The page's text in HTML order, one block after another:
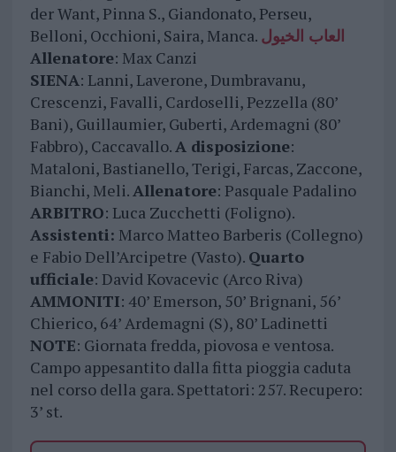
der Want, Pinna S., Giandonato, Perseu,
Belloni, Occhioni, Saira, Manca. العاب الخيول
Allenatore: Max Canzi
SIENA: Lanni, Laverone, Dumbravanu,
Crescenzi, Favalli, Cardoselli, Pezzella (80’
Bani), Guillaumier, Guberti, Ardemagni (80’
Fabbro), Caccavallo.A disposizione:
Mataloni, Bastianello, Terigi, Farcas, Zaccone,
Bianchi, Meli.Allenatore: Pasquale Padalino
ARBITRO: Luca Zucchetti (Foligno).
Assistenti: Marco Matteo Barberis (Collegno)
e Fabio Dell’Arcipetre (Vasto). Quarto
ufficiale: David Kovacevic (Arco Riva)
AMMONITI: 40’ Emerson, 50’ Brignani, 56’
Chierico, 64’ Ardemagni (S), 80’ Ladinetti
NOTE: Giornata fredda, piovosa e ventosa.
Campo appesantito dalla fitta pioggia caduta
nel corso della gara. Spettatori: 257. Recupero:
3’ st.